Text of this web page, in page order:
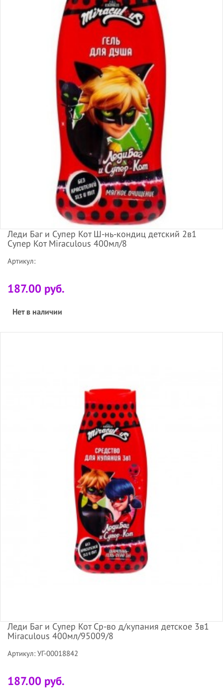
Леди Баг и Супер Кот Ш-нь-кондиц детский 2в1
Супер Кот Miraculous 400мл/8
Артикул:
187.00 руб.
Нет в наличии
Леди Баг и Супер Кот Ср-во д/купания детское 3в1
Miraculous 400мл/95009/8
Артикул: УГ-00018842
187.00 руб.